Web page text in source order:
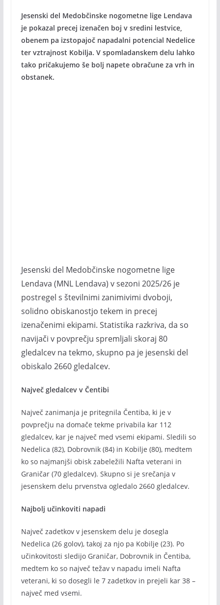
Jesenski del Medobčinske nogometne lige Lendava
je pokazal precej izenačen boj v sredini lestvice,
obenem pa izstopajoč napadalni potencial Nedelice
ter vztrajnost Kobilja. V spomladanskem delu lahko
tako pričakujemo še bolj napete obračune za vrh in
obstanek.
Jesenski del Medobčinske nogometne lige
Lendava (MNL Lendava) v sezoni 2025/26 je
postregel s številnimi zanimivimi dvoboji,
solidno obiskanostjo tekem in precej
izenačenimi ekipami. Statistika razkriva, da so
navijači v povprečju spremljali skoraj 80
gledalcev na tekmo, skupno pa je jesenski del
obiskalo 2660 gledalcev.
Največ gledalcev v Čentibi
Največ zanimanja je pritegnila Čentiba, ki je v
povprečju na domače tekme privabila kar 112
gledalcev, kar je največ med vsemi ekipami. Sledili so
Nedelica (82), Dobrovnik (84) in Kobilje (80), medtem
ko so najmanjši obisk zabeležili Nafta veterani in
Graničar (70 gledalcev). Skupno si je srečanja v
jesenskem delu prvenstva ogledalo 2660 gledalcev.
Najbolj učinkoviti napadi
Največ zadetkov v jesenskem delu je dosegla
Nedelica (26 golov), takoj za njo pa Kobilje (23). Po
učinkovitosti sledijo Graničar, Dobrovnik in Čentiba,
medtem ko so največ težav v napadu imeli Nafta
veterani, ki so dosegli le 7 zadetkov in prejeli kar 38 –
največ med vsemi.